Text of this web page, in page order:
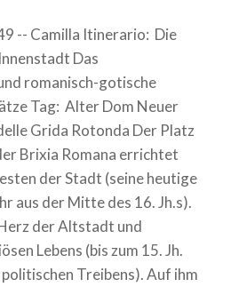
-- Camilla Itinerario: Die
Das
romanisch-gotische
Tag: Alter Dom Neuer
Grida Rotonda Der Platz
Brixia Romana errichtet
der Stadt (seine heutige
aus der Mitte des 16. Jh.s).
der Altstadt und
Lebens (bis zum 15. Jh.
Treibens). Auf ihm